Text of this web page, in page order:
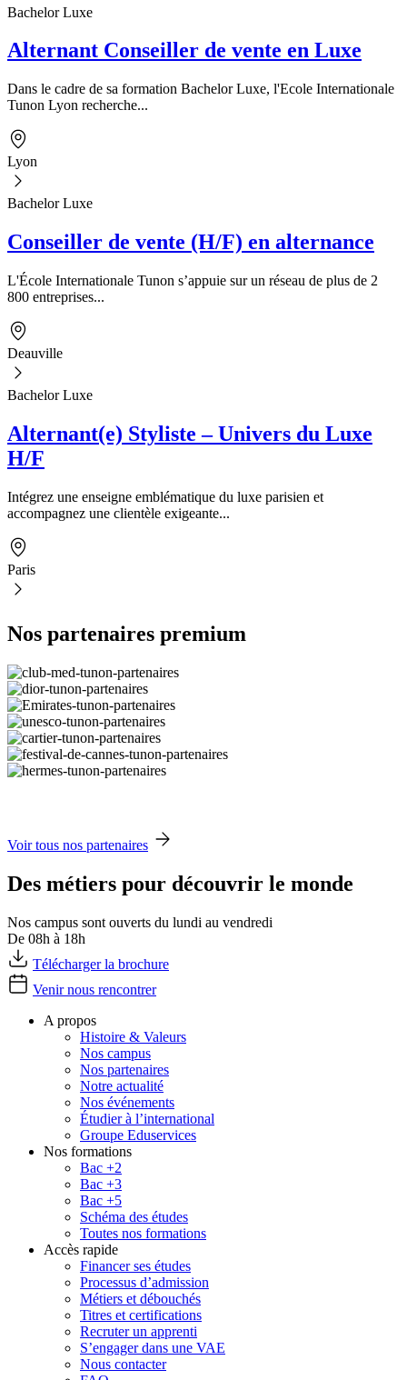
Bachelor Luxe
Alternant Conseiller de vente en Luxe
Dans le cadre de sa formation Bachelor Luxe, l'Ecole Internationale
Tunon Lyon recherche...
Lyon
Bachelor Luxe
Conseiller de vente (H/F) en alternance
L'École Internationale Tunon s’appuie sur un réseau de plus de 2
800 entreprises...
Deauville
Bachelor Luxe
Alternant(e) Styliste – Univers du Luxe
H/F
Intégrez une enseigne emblématique du luxe parisien et
accompagnez une clientèle exigeante...
Paris
Nos partenaires premium
Voir tous nos partenaires
Des métiers pour découvrir le monde
Nos campus sont ouverts du lundi au vendredi
De 08h à 18h
Télécharger la brochure
Venir nous rencontrer
A propos
Histoire & Valeurs
Nos campus
Nos partenaires
Notre actualité
Nos événements
Étudier à l’international
Groupe Eduservices
Nos formations
Bac +2
Bac +3
Bac +5
Schéma des études
Toutes nos formations
Accès rapide
Financer ses études
Processus d’admission
Métiers et débouchés
Titres et certifications
Recruter un apprenti
S’engager dans une VAE
Nous contacter